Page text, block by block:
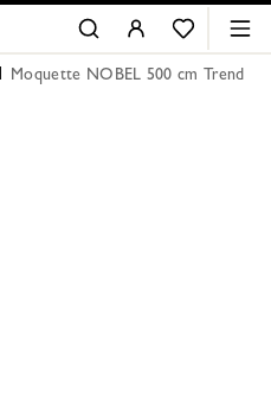
Moquette NOBEL 500 cm Trend